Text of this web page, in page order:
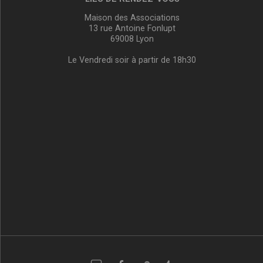
Maison des Associations
13 rue Antoine Fonlupt
69008 Lyon
Le Vendredi soir à partir de 18h30